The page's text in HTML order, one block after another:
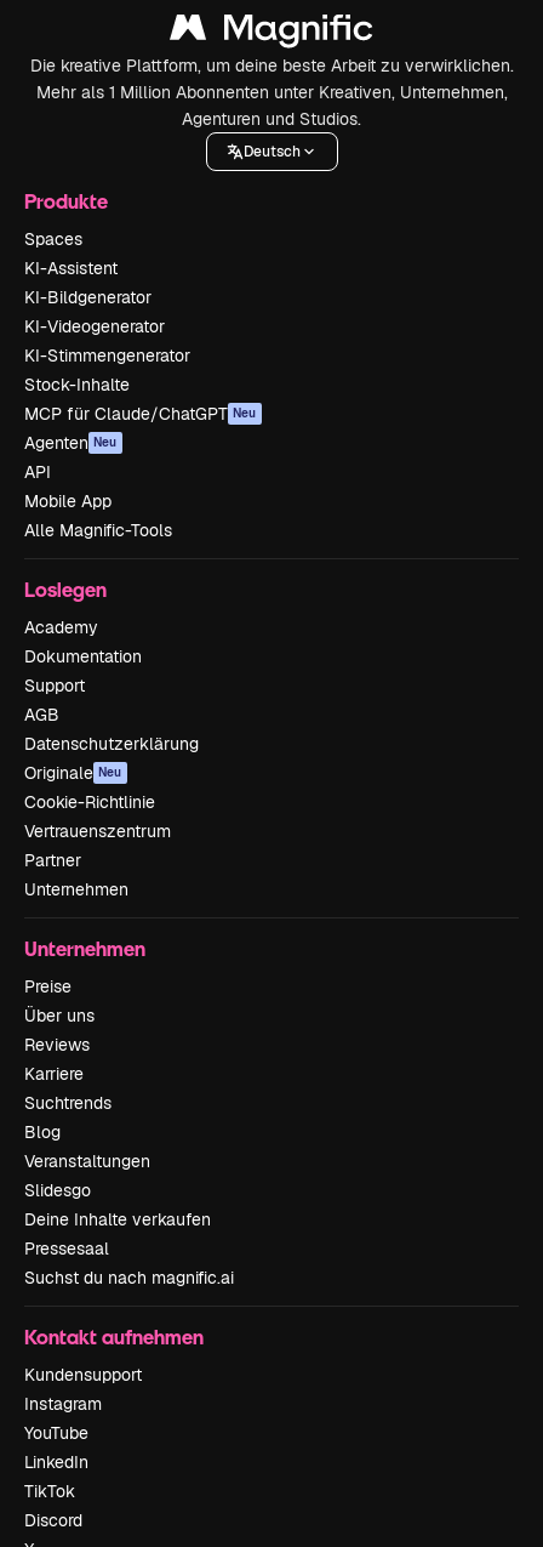
Die kreative Plattform, um deine beste Arbeit zu verwirklichen.
Mehr als 1 Million Abonnenten unter Kreativen, Unternehmen,
Agenturen und Studios.
Deutsch
Produkte
Spaces
KI-Assistent
KI-Bildgenerator
KI-Videogenerator
KI-Stimmengenerator
Stock-Inhalte
MCP für Claude/ChatGPT Neu
Agenten Neu
API
Mobile App
Alle Magnific-Tools
Loslegen
Academy
Dokumentation
Support
AGB
Datenschutzerklärung
Originale Neu
Cookie-Richtlinie
Vertrauenszentrum
Partner
Unternehmen
Unternehmen
Preise
Über uns
Reviews
Karriere
Suchtrends
Blog
Veranstaltungen
Slidesgo
Deine Inhalte verkaufen
Pressesaal
Suchst du nach magnific.ai
Kontakt aufnehmen
Kundensupport
Instagram
YouTube
LinkedIn
TikTok
Discord